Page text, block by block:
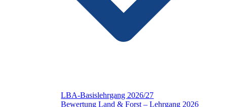
LBA-Basislehrgang 2026/27
Bewertung Land & Forst – Lehrgang 2026